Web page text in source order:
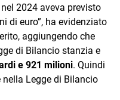
2024 aveva previsto
di euro”, ha evidenziato
aggiungendo che
di Bilancio stanzia e
e 921 milioni. Quindi
Legge di Bilancio